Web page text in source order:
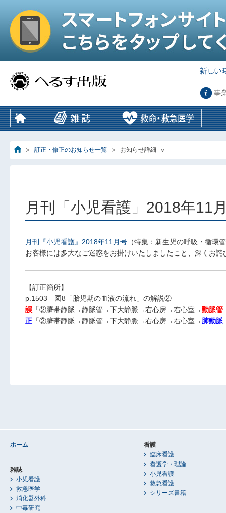
事
訂正・修正のお知らせ一覧 お知らせ詳細
月刊「小児看護」2018年11
月刊『小児看護』2018年11月号 （特集：新生児の呼吸・循環
お客様には多大なご迷惑をお掛けいたしましたこと、深くお詫
【訂正箇所】
p.1503 図8「胎児期の血液の流れ」の解説②
誤 「②臍帯静脈→静脈管→下大静脈→右心房→右心室→動脈管
正 「②臍帯静脈→静脈管→下大静脈→右心房→右心室→ 肺動
ホーム
雑誌
小児看護
救急医学
消化器外科
中毒研究
看護
臨床看護
看護学・理論
小児看護
救急看護
シリーズ書籍